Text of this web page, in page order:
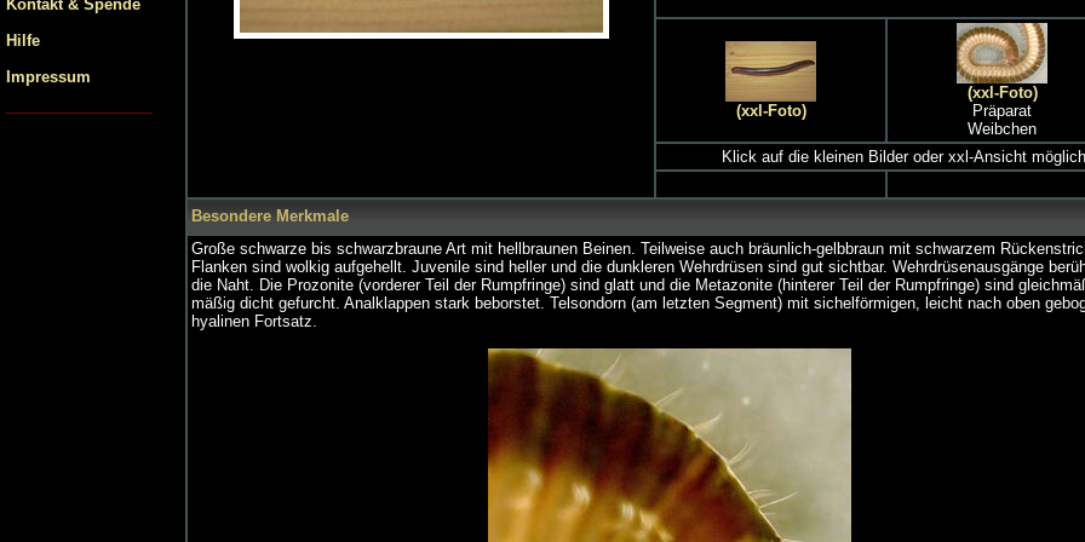
Kontakt & Spende
Hilfe
Impressum
(xxl-Foto)
(xxl-Foto)
Präparat
Weibchen
Klick auf die kleinen Bilder oder xxl-Ansicht möglich
Besondere Merkmale
Große schwarze bis schwarzbraune Art mit hellbraunen Beinen. Teilweise auch bräunlich-gelbbraun mit schwarzem
Flanken sind wolkig aufgehellt. Juvenile sind heller und die dunkleren Wehrdrüsen sind gut sichtbar. Wehrdrüsenausgänge
die Naht. Die Prozonite (vorderer Teil der Rumpfringe) sind glatt und die Metazonite (hinterer Teil der Rumpfringe) sind
mäßig dicht gefurcht. Analklappen stark beborstet. Telsondorn (am letzten Segment) mit sichelförmigen, leicht nach oben
hyalinen Fortsatz.